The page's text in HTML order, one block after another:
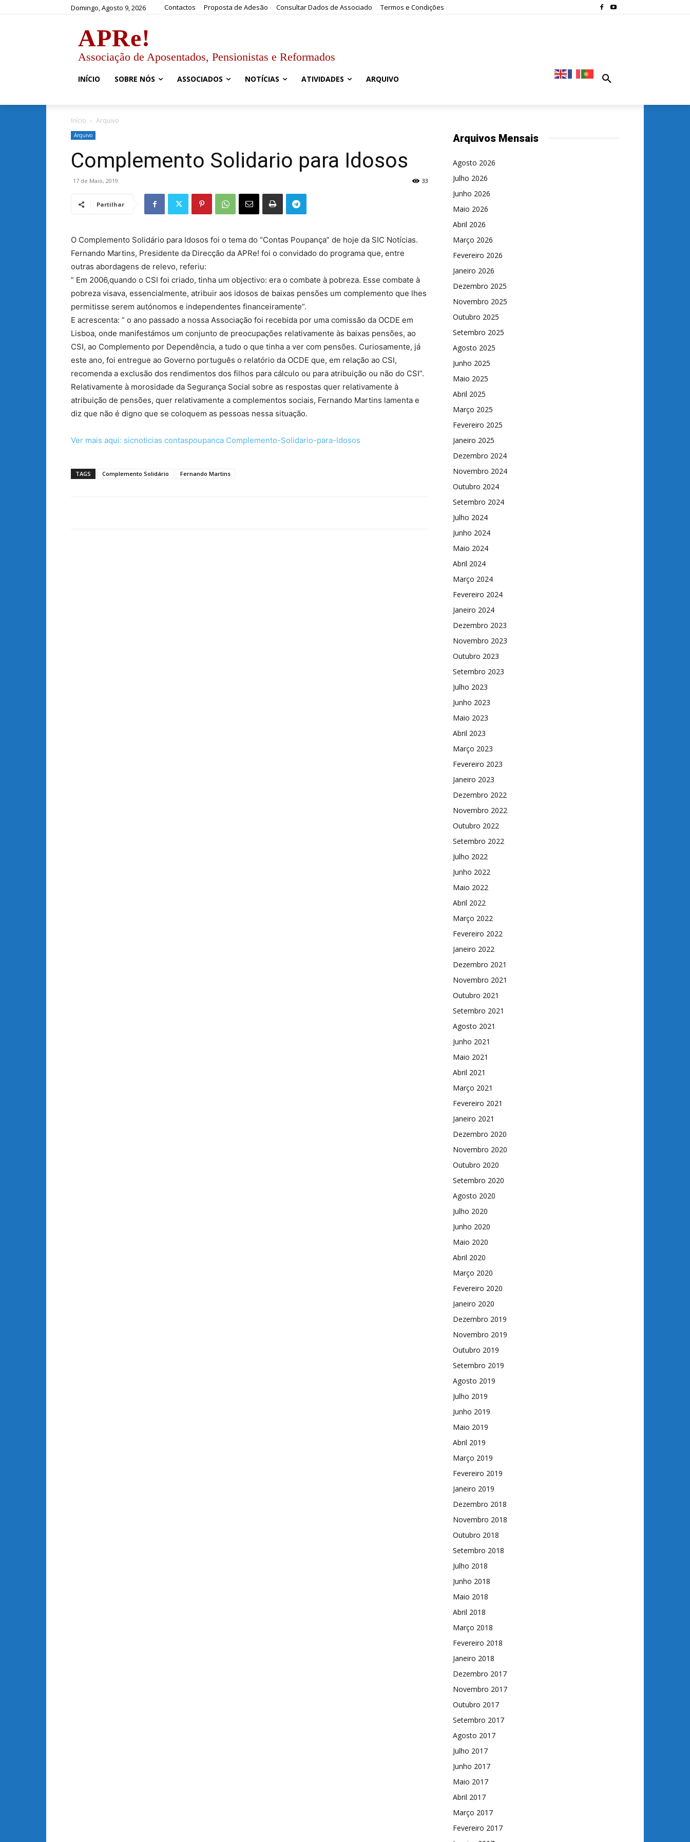
Domingo, Agosto 9, 2026 Contactos Proposta de Adesão Consultar Dados de Associado Termos e Condições
APRe!
Associação de Aposentados, Pensionistas e Reformados
INÍCIO SOBRE NÓS ASSOCIADOS NOTÍCIAS ATIVIDADES ARQUIVO
Início Arquivo
Arquivo
Complemento Solidario para Idosos
17 de Maio, 2019 33
Partilhar
O Complemento Solidário para Idosos foi o tema do “Contas Poupança” de hoje da SIC Notícias.
Fernando Martins, Presidente da Direcção da APRe! foi o convidado do programa que, entre
outras abordagens de relevo, referiu:
” Em 2006,quando o CSI foi criado, tinha um objectivo: era o combate à pobreza. Esse combate à
pobreza visava, essencialmente, atribuir aos idosos de baixas pensões um complemento que lhes
permitisse serem autónomos e independentes financeiramente”.
E acrescenta: ” o ano passado a nossa Associação foi recebida por uma comissão da OCDE em
Lisboa, onde manifestámos um conjunto de preocupações relativamente às baixas pensões, ao
CSI, ao Complemento por Dependência, a tudo o que tinha a ver com pensões. Curiosamente, já
este ano, foi entregue ao Governo português o relatório da OCDE que, em relação ao CSI,
recomenda a exclusão dos rendimentos dos filhos para cálculo ou para atribuição ou não do CSI”.
Relativamente à morosidade da Segurança Social sobre as respostas quer relativamente à
atribuição de pensões, quer relativamente a complementos sociais, Fernando Martins lamenta e
diz que não é digno que se coloquem as pessoas nessa situação.
Ver mais aqui: sicnoticias contaspoupanca Complemento-Solidario-para-Idosos
TAGS Complemento Solidário Fernando Martins
Arquivos Mensais
Agosto 2026
Julho 2026
Junho 2026
Maio 2026
Abril 2026
Março 2026
Fevereiro 2026
Janeiro 2026
Dezembro 2025
Novembro 2025
Outubro 2025
Setembro 2025
Agosto 2025
Junho 2025
Maio 2025
Abril 2025
Março 2025
Fevereiro 2025
Janeiro 2025
Dezembro 2024
Novembro 2024
Outubro 2024
Setembro 2024
Julho 2024
Junho 2024
Maio 2024
Abril 2024
Março 2024
Fevereiro 2024
Janeiro 2024
Dezembro 2023
Novembro 2023
Outubro 2023
Setembro 2023
Julho 2023
Junho 2023
Maio 2023
Abril 2023
Março 2023
Fevereiro 2023
Janeiro 2023
Dezembro 2022
Novembro 2022
Outubro 2022
Setembro 2022
Julho 2022
Junho 2022
Maio 2022
Abril 2022
Março 2022
Fevereiro 2022
Janeiro 2022
Dezembro 2021
Novembro 2021
Outubro 2021
Setembro 2021
Agosto 2021
Junho 2021
Maio 2021
Abril 2021
Março 2021
Fevereiro 2021
Janeiro 2021
Dezembro 2020
Novembro 2020
Outubro 2020
Setembro 2020
Agosto 2020
Julho 2020
Junho 2020
Maio 2020
Abril 2020
Março 2020
Fevereiro 2020
Janeiro 2020
Dezembro 2019
Novembro 2019
Outubro 2019
Setembro 2019
Agosto 2019
Julho 2019
Junho 2019
Maio 2019
Abril 2019
Março 2019
Fevereiro 2019
Janeiro 2019
Dezembro 2018
Novembro 2018
Outubro 2018
Setembro 2018
Julho 2018
Junho 2018
Maio 2018
Abril 2018
Março 2018
Fevereiro 2018
Janeiro 2018
Dezembro 2017
Novembro 2017
Outubro 2017
Setembro 2017
Agosto 2017
Julho 2017
Junho 2017
Maio 2017
Abril 2017
Março 2017
Fevereiro 2017